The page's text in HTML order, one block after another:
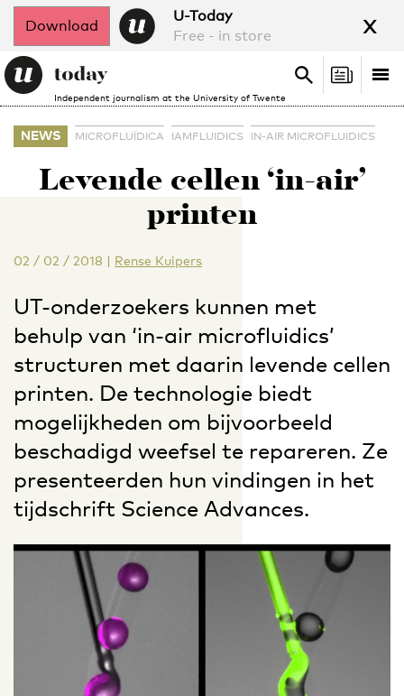
Download
U-Today
Free - in store
x
Independent journalism at the University of Twente
Search
Search
NEWS MICROFLUÏDICA IAMFLUIDICS IN-AIR MICROFLUIDICS
Levende cellen ‘in-air’
printen
02 / 02 / 2018 | Rense Kuipers
UT-onderzoekers kunnen met
behulp van ‘in-air microfluidics’
structuren met daarin levende cellen
printen. De technologie biedt
mogelijkheden om bijvoorbeeld
beschadigd weefsel te repareren. Ze
presenteerden hun vindingen in het
tijdschrift Science Advances.